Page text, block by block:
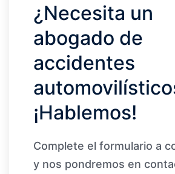
¿Necesita un
abogado de
accidentes
¡Hablemos!
Complete el formulario a
y nos pondremos en